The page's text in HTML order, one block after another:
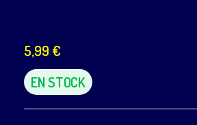
5,99 €
EN STOCK